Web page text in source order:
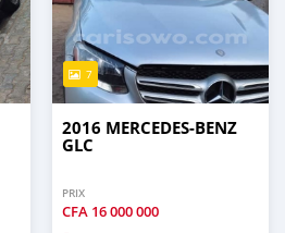
7
2016 MERCEDES-BENZ
GLC
PRIX
CFA 16 000 000